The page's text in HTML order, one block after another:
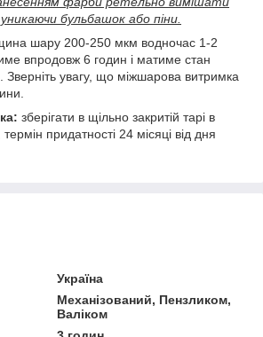
бульбашок або піни.
шару 200-250 мкм водночас 1-2
впродовж 6 годин і матиме стан
Зверніть увагу, що міжшарова витримка
зберігати в щільно закритій тарі в
придатності 24 місяці від дня
Україна
Механізований, Пензликом,
Валіком